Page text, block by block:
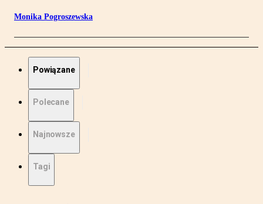
Monika Pogroszewska
Powiązane
Polecane
Najnowsze
Tagi